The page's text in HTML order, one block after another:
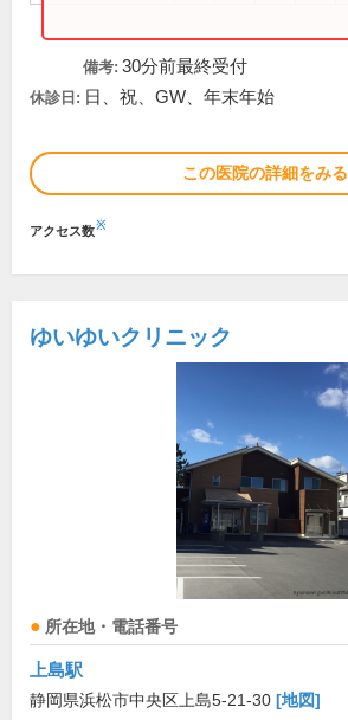
備考: 30分前最終受付
休診日: 日、祝、GW、年末年始
この医院の詳細をみる
アクセス数※
ゆいゆいクリニック
所在地・電話番号
上島駅
静岡県浜松市中央区上島5-21-30 [地図]